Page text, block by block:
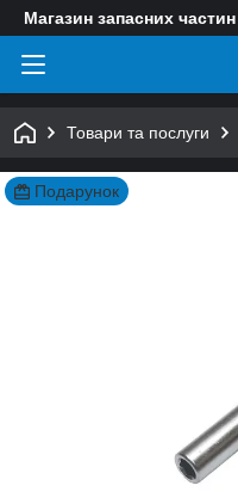
Магазин запасних
Товари та послуги
Подарунок